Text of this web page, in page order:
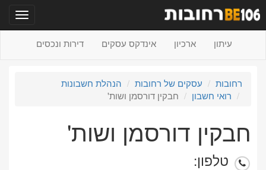
עיתון ארכיון אינדקס עסקים דירות ונכסים
רחובות עסקים של רחובות
הנהלת חשבונות
רואי חשבון
חבקין דורסמן ושות'
חבקין דורסמן ושות'
טלפון: